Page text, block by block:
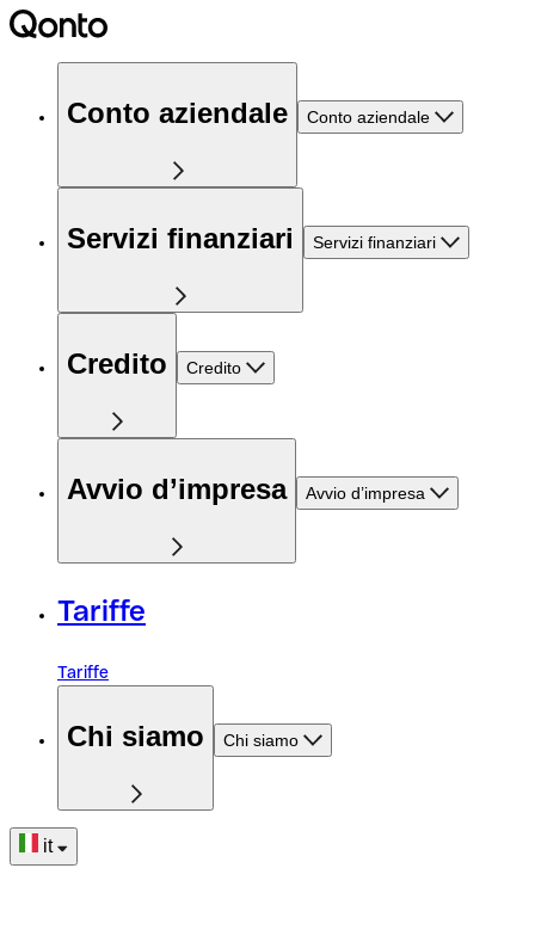
Conto aziendale Conto aziendale
Servizi finanziari Servizi finanziari
Credito Credito
Avvio d’impresa Avvio d’impresa
Tariffe
Tariffe
Chi siamo Chi siamo
it